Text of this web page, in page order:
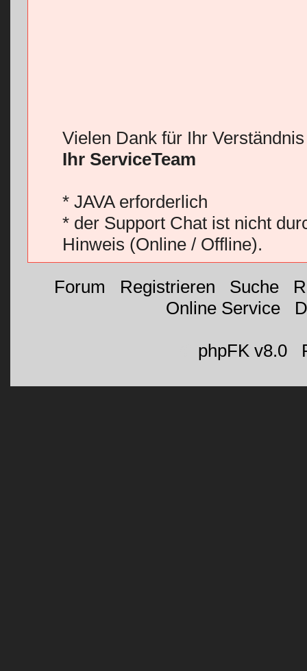
Vielen Dank für Ihr
Ihr ServiceTeam
* JAVA erforderlich
* der Support Chat ist nicht
Hinweis (Online / Offline).
Forum Registrieren Suche|
Online Service|
phpFK v8.0